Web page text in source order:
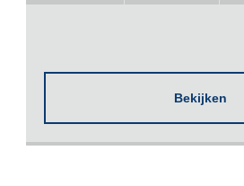
Bekijken